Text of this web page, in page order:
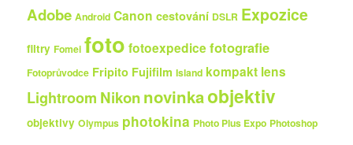
Adobe Android Canon cestování DSLR Expozice
filtry Fomei foto fotoexpedice fotografie
Fotoprůvodce Fripito Fujifilm Island kompakt lens
Lightroom Nikonnovinkaobjektiv
objektivy Olympus photokina Photo Plus Expo Photoshop